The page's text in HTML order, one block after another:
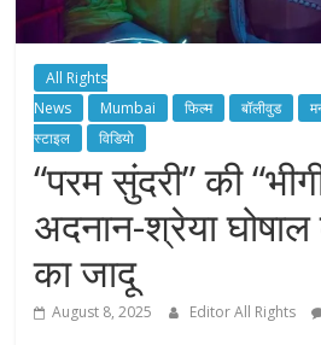
All Rights
News
Mumbai फिल्म बॉलीवुड
स्टाइल
विडियो
“परम सुंदरी” की
अदनान-श्रेया
का जादू
August 8, 2025 Editor All Rights